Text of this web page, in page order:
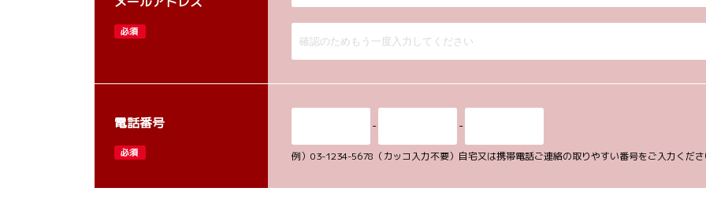
必須
電話番号
必須
- -
例）03-1234-5678（カッコ入力不要）自宅又は携帯電話ご連絡の取りやすい番号をご入力くだ